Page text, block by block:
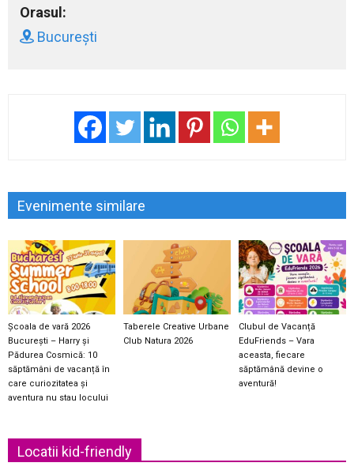
Orasul:
București
Evenimente similare
Școala de vară 2026
București – Harry și
Pădurea Cosmică: 10
săptămâni de vacanță în
care curiozitatea și
aventura nu stau locului
Taberele Creative Urbane
Club Natura 2026
Clubul de Vacanță
EduFriends – Vara
aceasta, fiecare
săptămână devine o
aventură!
Locatii kid-friendly